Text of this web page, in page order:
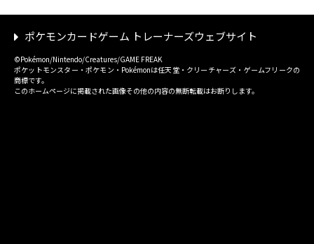
ポケモンカードゲーム トレーナーズウェブサイト
©Pokémon/Nintendo/Creatures/GAME FREAK
ポケットモンスター・ポケモン・Pokémonは任天堂・クリーチャーズ・ゲームフリークの
商標です。
このホームページに掲載された画像その他の内容の無断転載はお断りします。